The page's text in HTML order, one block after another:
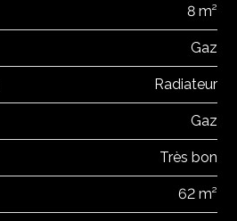
8 m²
Gaz
Radiateur
Gaz
Très bon
62 m²